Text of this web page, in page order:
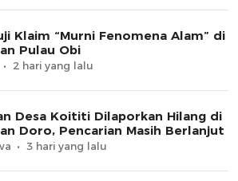
Klaim “Murni Fenomena Alam” di
Pulau Obi
2 hari yang lalu
Desa Koititi Dilaporkan Hilang di
Doro, Pencarian Masih Berlanjut
3 hari yang lalu